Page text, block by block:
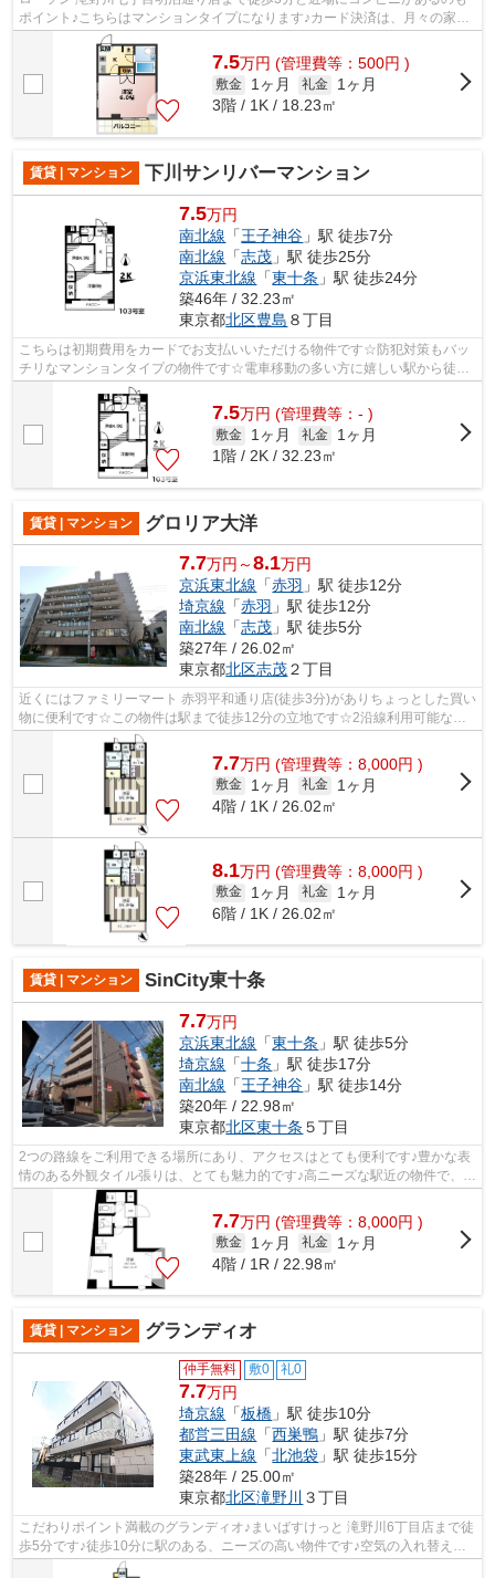
ポイント♪こちらはマンションタイプになります♪カード決済は、月々の家賃
や初期費用支払いのわずらわしさを解...
7.5万円 (管理費等：500円 )
敷金 1ヶ月 礼金
1ヶ月
3階 / 1K / 18.23㎡
賃貸 | マンション 下川サンリバーマンション
7.5万円
南北線 「王子神谷 」駅 徒歩7分
南北線 「志茂 」駅 徒歩25分
京浜東北線 「東十条 」駅 徒歩24分
築46年 / 32.23㎡
東京都北区豊島 ８丁目
こちらは初期費用をカードでお支払いいただける物件です☆防犯対策もバッ
チリなマンションタイプの物件です☆電車移動の多い方に嬉しい駅から徒歩
7分の物件です☆2つの沿線をご利用可能で...
7.5万円 (管理費等：- )
敷金 1ヶ月 礼金
1ヶ月
1階 / 2K / 32.23㎡
賃貸 | マンション グロリア大洋
7.7万円～8.1万円
京浜東北線 「赤羽 」駅 徒歩12分
埼京線 「赤羽 」駅 徒歩12分
南北線 「志茂 」駅 徒歩5分
築27年 / 26.02㎡
東京都北区志茂２丁目
近くにはファミリーマート 赤羽平和通り店(徒歩3分)がありちょっとした買い
物に便利です☆この物件は駅まで徒歩12分の立地です☆2沿線利用可能な、
利便性の高い立地の物件です☆魅力的で...
7.7万円 (管理費等：8,000円 )
敷金 1ヶ月 礼金
1ヶ月
4階 / 1K / 26.02㎡
8.1万円 (管理費等：8,000円 )
敷金 1ヶ月 礼金
1ヶ月
6階 / 1K / 26.02㎡
賃貸 | マンション SinCity東十条
7.7万円
京浜東北線 「東十条 」駅 徒歩5分
埼京線 「十条 」駅 徒歩17分
南北線 「王子神谷 」駅 徒歩14分
築20年 / 22.98㎡
東京都北区東十条 ５丁目
2つの路線をご利用できる場所にあり、アクセスはとても便利です♪豊かな表
情のある外観タイル張りは、とても魅力的です♪高ニーズな駅近の物件で、徒
歩5分で駅に行くことができます♪初期...
7.7万円 (管理費等：8,000円 )
敷金 1ヶ月 礼金
1ヶ月
4階 / 1R / 22.98㎡
賃貸 | マンション グランディオ
仲手無料 敷0 礼0
7.7万円
埼京線 「板橋 」駅 徒歩10分
都営三田線 「西巣鴨 」駅 徒歩7分
東武東上線 「北池袋 」駅 徒歩15分
築28年 / 25.00㎡
東京都北区滝野川 ３丁目
こだわりポイント満載のグランディオ♪まいばすけっと 滝野川6丁目店まで徒
歩5分です♪徒歩10分に駅のある、ニーズの高い物件です♪空気の入れ替えも
簡単におこなえる通風良好のマンショ...